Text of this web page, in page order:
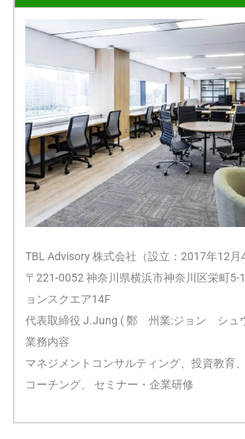
TBL Advisory 株式会社（設立：2017年12月4
〒221-0052 神奈川県横浜市神奈川区栄町5-
ョンスクエア14F
代表取締役 J.Jung ( 鄭 州業:ジョン シュ
業務内容
マネジメントコンサルティング、投資教育
コーチング、 セミナー・企業研修